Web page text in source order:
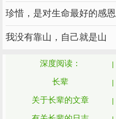
珍惜，是对生命最好的感恩
我没有靠山，自己就是山
深度阅读：
长辈
关于长辈的文章